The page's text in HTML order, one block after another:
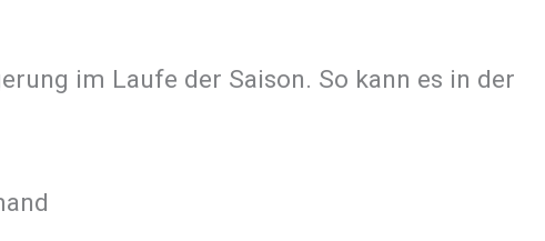
im Laufe der Saison. So kann es in der